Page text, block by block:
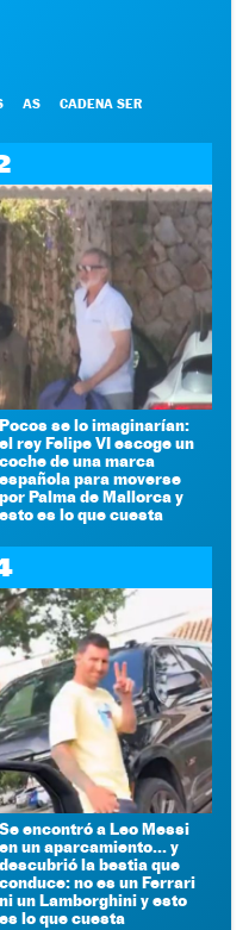
AS CADENA SER
Pocos se lo imaginarían:
el rey Felipe VI escoge un
coche de una marca
española para moverse
por Palma de Mallorca y
esto es lo que cuesta
Se encontró a Leo Messi
en un aparcamiento... y
descubrió la bestia que
conduce: no es un Ferrari
ni un Lamborghini y esto
es lo que cuesta